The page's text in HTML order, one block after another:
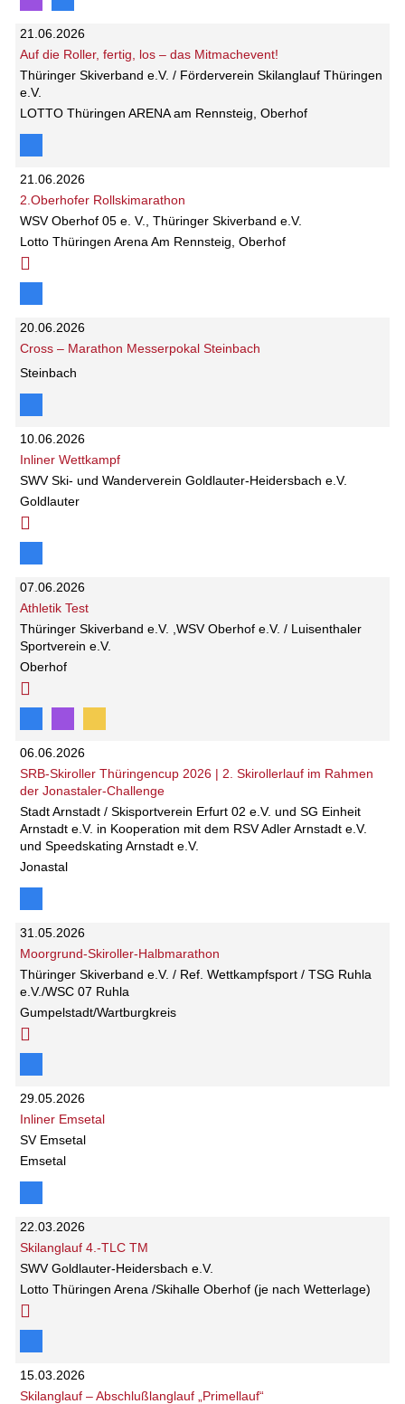
21.06.2026
Auf die Roller, fertig, los – das Mitmachevent!
Thüringer Skiverband e.V. / Förderverein Skilanglauf Thüringen
e.V.
LOTTO Thüringen ARENA am Rennsteig, Oberhof
21.06.2026
2.Oberhofer Rollskimarathon
WSV Oberhof 05 e. V., Thüringer Skiverband e.V.
Lotto Thüringen Arena Am Rennsteig, Oberhof
20.06.2026
Cross – Marathon Messerpokal Steinbach
Steinbach
10.06.2026
Inliner Wettkampf
SWV Ski- und Wanderverein Goldlauter-Heidersbach e.V.
Goldlauter
07.06.2026
Athletik Test
Thüringer Skiverband e.V. ,WSV Oberhof e.V. / Luisenthaler
Sportverein e.V.
Oberhof
06.06.2026
SRB-Skiroller Thüringencup 2026 | 2. Skirollerlauf im Rahmen
der Jonastaler-Challenge
Stadt Arnstadt / Skisportverein Erfurt 02 e.V. und SG Einheit
Arnstadt e.V. in Kooperation mit dem RSV Adler Arnstadt e.V.
und Speedskating Arnstadt e.V.
Jonastal
31.05.2026
Moorgrund-Skiroller-Halbmarathon
Thüringer Skiverband e.V. / Ref. Wettkampfsport / TSG Ruhla
e.V./WSC 07 Ruhla
Gumpelstadt/Wartburgkreis
29.05.2026
Inliner Emsetal
SV Emsetal
Emsetal
22.03.2026
Skilanglauf 4.-TLC TM
SWV Goldlauter-Heidersbach e.V.
Lotto Thüringen Arena /Skihalle Oberhof (je nach Wetterlage)
15.03.2026
Skilanglauf – Abschlußlanglauf „Primellauf“